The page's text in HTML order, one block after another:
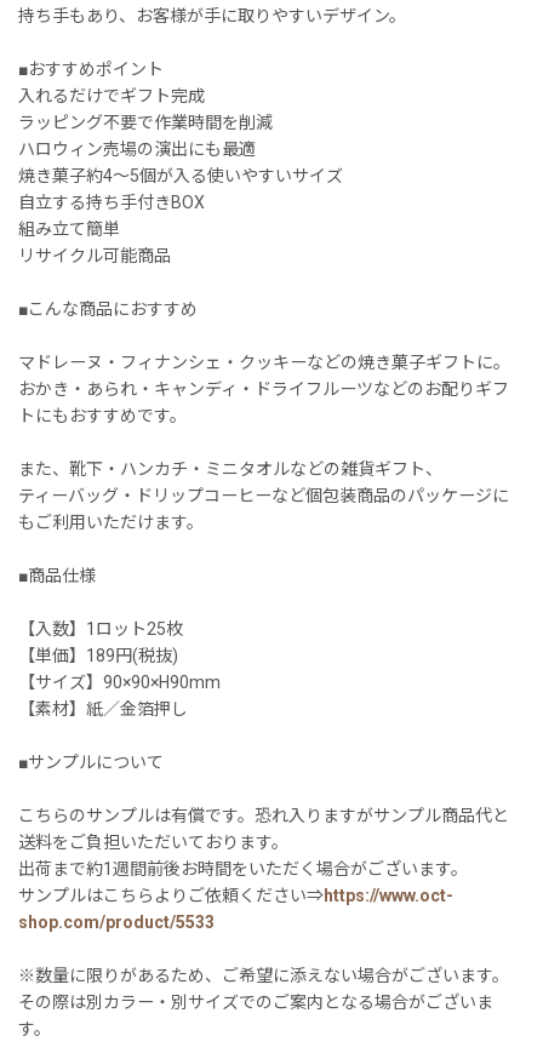
持ち手もあり、お客様が手に取りやすいデザイン。
■おすすめポイント
入れるだけでギフト完成
ラッピング不要で作業時間を削減
ハロウィン売場の演出にも最適
焼き菓子約4〜5個が入る使いやすいサイズ
自立する持ち手付きBOX
組み立て簡単
リサイクル可能商品
■こんな商品におすすめ
マドレーヌ・フィナンシェ・クッキーなどの焼き菓子ギフトに。
おかき・あられ・キャンディ・ドライフルーツなどのお配りギフ
トにもおすすめです。
また、靴下・ハンカチ・ミニタオルなどの雑貨ギフト、
ティーバッグ・ドリップコーヒーなど個包装商品のパッケージに
もご利用いただけます。
■商品仕様
【入数】1ロット25枚
【単価】189円(税抜)
【サイズ】90×90×H90mm
【素材】紙／金箔押し
■サンプルについて
こちらのサンプルは有償です。恐れ入りますがサンプル商品代と
送料をご負担いただいております。
出荷まで約1週間前後お時間をいただく場合がございます。
サンプルはこちらよりご依頼ください⇒https://www.oct-
shop.com/product/5533
※数量に限りがあるため、ご希望に添えない場合がございます。
その際は別カラー・別サイズでのご案内となる場合がございま
す。